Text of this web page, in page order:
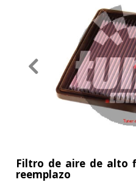
Services
Filtro de aire de alto
reemplazo